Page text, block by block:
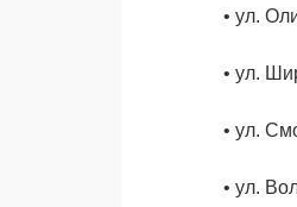
• ул.
• ул.
• ул.
• ул.